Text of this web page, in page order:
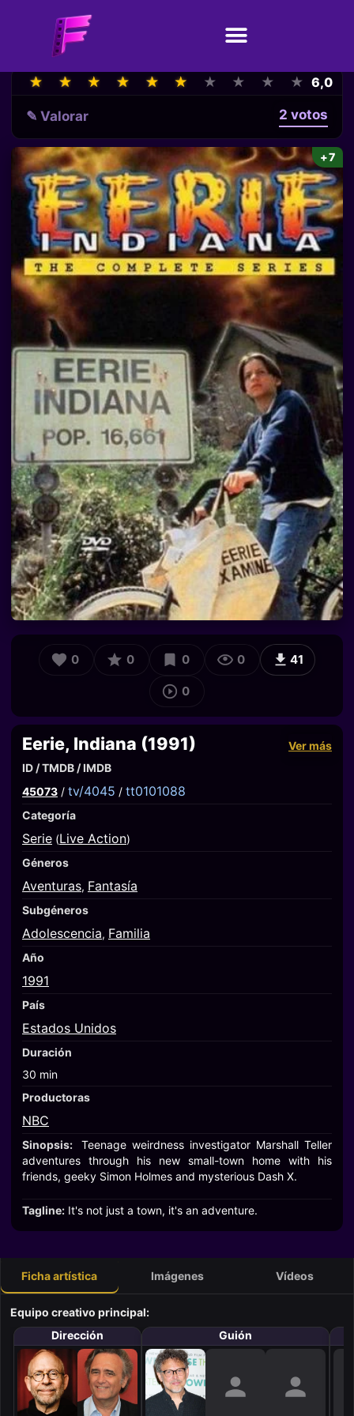
★
★ ★
★ ★
★ ★
★ ★
★ ★
★ ★
★ ★
★ ★
★ ★
★ 6,0
✎ Valorar 2 votos
+7
0 0 0 0 41
0
Eerie, Indiana (1991)
Ver más
ID / TMDB / IMDB
45073 / tv/4045 / tt0101088
Categoría
Serie (Live Action)
Géneros
Aventuras, Fantasía
Subgéneros
Adolescencia, Familia
Año
1991
País
Estados Unidos
Duración
30 min
Productoras
NBC
Sinopsis:
Teenage weirdness investigator Marshall Teller
adventures through his new small-town home with his
friends, geeky Simon Holmes and mysterious Dash X.
Tagline: It's not just a town, it's an adventure.
Ficha artística Imágenes Vídeos
Equipo creativo principal:
Dirección
Guión